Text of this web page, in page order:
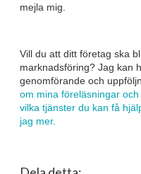
mejla mig.
Vill du att ditt företag ska
marknadsföring? Jag kan
genomförande och
om mina föreläsningar
vilka tjänster du kan få
jag mer.